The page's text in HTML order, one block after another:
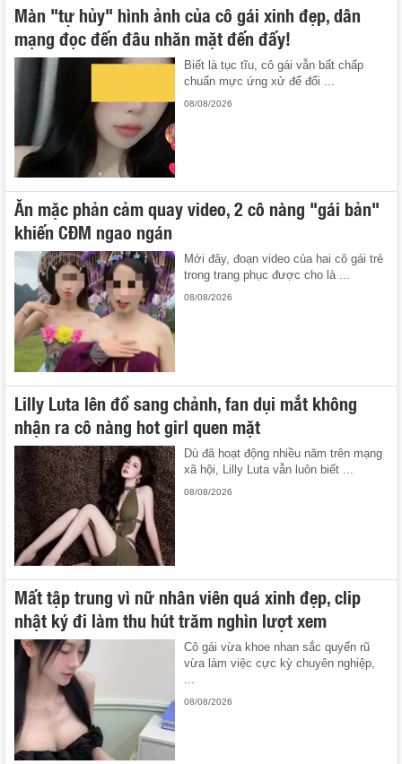
Màn "tự hủy" hình ảnh của cô gái xinh đẹp, dân
mạng đọc đến đâu nhăn mặt đến đấy!
Biết là tục tĩu, cô gái vẫn bất chấp
chuẩn mực ứng xử để đổi ...
08/08/2026
Ăn mặc phản cảm quay video, 2 cô nàng "gái bản"
khiến CĐM ngao ngán
Mới đây, đoạn video của hai cô gái trẻ
trong trang phục được cho là ...
08/08/2026
Lilly Luta lên đồ sang chảnh, fan dụi mắt không
nhận ra cô nàng hot girl quen mặt
Dù đã hoạt động nhiều năm trên mạng
xã hội, Lilly Luta vẫn luôn biết ...
08/08/2026
Mất tập trung vì nữ nhân viên quá xinh đẹp, clip
nhật ký đi làm thu hút trăm nghìn lượt xem
Cô gái vừa khoe nhan sắc quyến rũ
vừa làm việc cực kỳ chuyên nghiệp,
...
08/08/2026